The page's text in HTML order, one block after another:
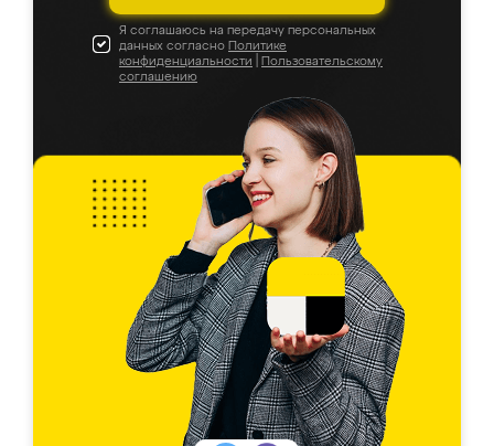
Я соглашаюсь на передачу персональных
данных согласно Политике
конфиденциальности
Пользовательскому
соглашению